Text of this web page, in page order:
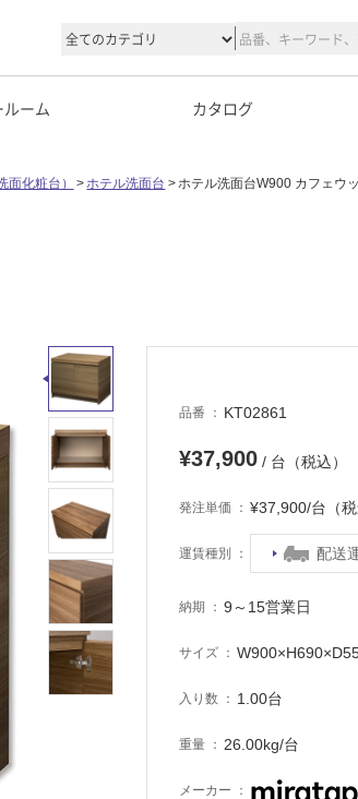
ーム カタログ
面化粧台） ホテル洗面台 ホテル洗面台W900 カフェウ
品番 KT02861
¥37,900 / 台（税込）
発注単価 ¥37,900/台（税
運賃種別 配送
納期 9～15営業日
サイズ
入り数 1.00台
重量 26.00kg/台
メーカー